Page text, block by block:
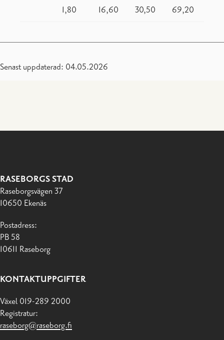
1,80 16,60 30,50 69,20
Senast uppdaterad: 04.05.2026
RASEBORGS STAD
Raseborgsvägen 37
10650 Ekenäs
Postadress:
PB 58
10611 Raseborg
KONTAKTUPPGIFTER
Växel 019-289 2000
Registratur:
raseborg@raseborg.fi